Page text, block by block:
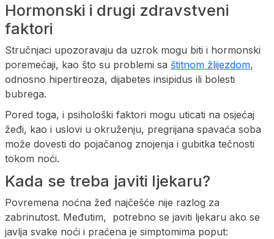
Hormonski i drugi zdravstveni
faktori
Stručnjaci upozoravaju da uzrok mogu biti i hormonski
poremećaji, kao što su problemi sa štitnom žlijezdom,
odnosno hipertireoza, dijabetes insipidus ili bolesti
bubrega.
Pored toga, i psihološki faktori mogu uticati na osjećaj
žeđi, kao i uslovi u okruženju, pregrijana spavaća soba
može dovesti do pojačanog znojenja i gubitka tečnosti
tokom noći.
Kada se treba javiti ljekaru?
Povremena noćna žeđ najčešće nije razlog za
zabrinutost. Međutim, potrebno se javiti ljekaru ako se
javlja svake noći i praćena je simptomima poput: